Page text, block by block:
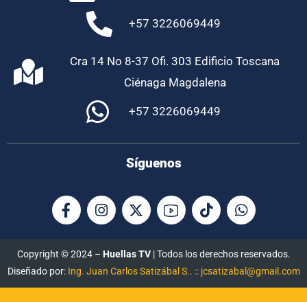
+57 3226069449
Cra 14 No 8-37 Ofi. 303 Edificio Toscana
Ciénaga Magdalena
+57 3226069449
Síguenos
Copyright © 2024 – Huellas TV| Todos los derechos reservados.
Diseñado por: Ing. Juan Carlos Satizábal S.. :: jcsatizabal@gmail.com